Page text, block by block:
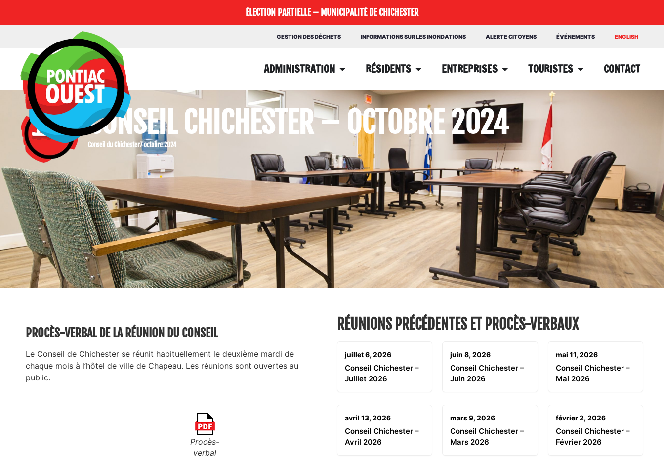
ÉLECTION PARTIELLE – MUNICIPALITÉ DE CHICHESTER
GESTION DES DÉCHETS INFORMATIONS SUR LES INONDATIONS ALERTE CITOYENS ÉVÉNEMENTS ENGLISH
ADMINISTRATION RÉSIDENTS ENTREPRISES TOURISTES CONTACT
CONSEIL CHICHESTER – OCTOBRE 2024
Conseil du Chichester7 octobre 2024
PROCÈS-VERBAL DE LA RÉUNION DU CONSEIL
Le Conseil de Chichester se réunit habituellement le deuxième mardi de
chaque mois à l’hôtel de ville de Chapeau. Les réunions sont ouvertes au
public.
Procès-
verbal
RÉUNIONS PRÉCÉDENTES ET PROCÈS-VERBAUX
juillet 6, 2026
Conseil Chichester –
Juillet 2026
juin 8, 2026
Conseil Chichester –
Juin 2026
mai 11, 2026
Conseil Chichester –
Mai 2026
avril 13, 2026
Conseil Chichester –
Avril 2026
mars 9, 2026
Conseil Chichester –
Mars 2026
février 2, 2026
Conseil Chichester –
Février 2026